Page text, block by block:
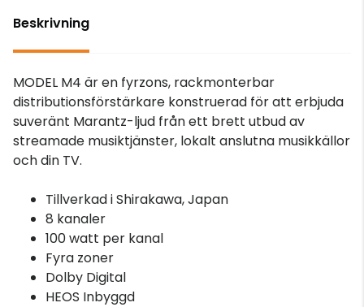
Beskrivning
MODEL M4 är en fyrzons, rackmonterbar
distributionsförstärkare konstruerad för att erbjuda
suveränt Marantz-ljud från ett brett utbud av
streamade musiktjänster, lokalt anslutna musikkällor
och din TV.
Tillverkad i Shirakawa, Japan
8 kanaler
100 watt per kanal
Fyra zoner
Dolby Digital
HEOS Inbyggd